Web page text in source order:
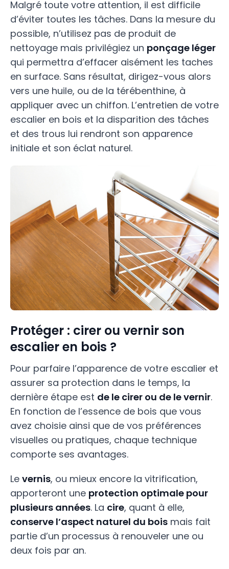
Malgré toute votre attention, il est difficile
d’éviter toutes les tâches. Dans la mesure du
possible, n’utilisez pas de produit de
nettoyage mais privilégiez un ponçage léger
qui permettra d’effacer aisément les taches
en surface. Sans résultat, dirigez-vous alors
vers une huile, ou de la térébenthine, à
appliquer avec un chiffon. L’entretien de votre
escalier en bois et la disparition des tâches
et des trous lui rendront son apparence
initiale et son éclat naturel.
Protéger : cirer ou vernir son
escalier en bois ?
Pour parfaire l’apparence de votre escalier et
assurer sa protection dans le temps, la
dernière étape est de le cirer ou de le vernir.
En fonction de l’essence de bois que vous
avez choisie ainsi que de vos préférences
visuelles ou pratiques, chaque technique
comporte ses avantages.
Le vernis, ou mieux encore la vitrification,
apporteront une protection optimale pour
plusieurs années. La cire, quant à elle,
conserve l’aspect naturel du bois mais fait
partie d’un processus à renouveler une ou
deux fois par an.